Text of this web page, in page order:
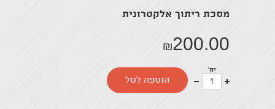
מסכת ריתוך אלקטרונית
₪200.00
יח'
עוד
אחד
פחות
אחד
הוספה לסל